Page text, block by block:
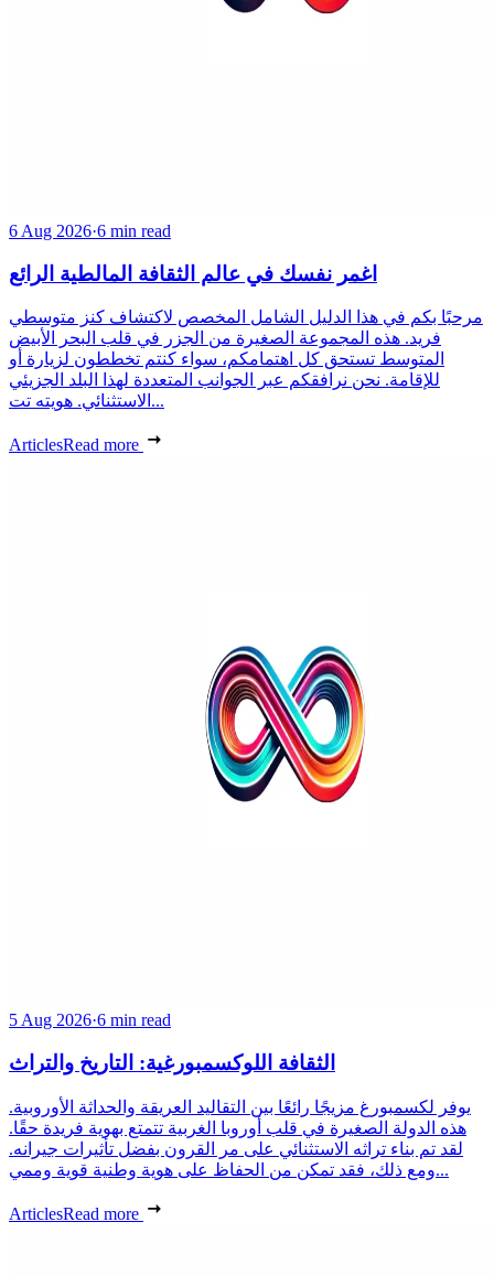
6 Aug 2026·6 min read
اغمر نفسك في عالم الثقافة المالطية الرائع
مرحبًا بكم في هذا الدليل الشامل المخصص لاكتشاف كنز متوسطي
فريد. هذه المجموعة الصغيرة من الجزر في قلب البحر الأبيض
المتوسط تستحق كل اهتمامكم، سواء كنتم تخططون لزيارة أو
للإقامة. نحن نرافقكم عبر الجوانب المتعددة لهذا البلد الجزيئي
الاستثنائي. هويته تت...
ArticlesRead more
5 Aug 2026·6 min read
الثقافة اللوكسمبورغية: التاريخ والتراث
يوفر لكسمبورغ مزيجًا رائعًا بين التقاليد العريقة والحداثة الأوروبية.
هذه الدولة الصغيرة في قلب أوروبا الغربية تتمتع بهوية فريدة حقًا.
لقد تم بناء تراثه الاستثنائي على مر القرون بفضل تأثيرات جيرانه.
ومع ذلك، فقد تمكن من الحفاظ على هوية وطنية قوية وممي...
ArticlesRead more